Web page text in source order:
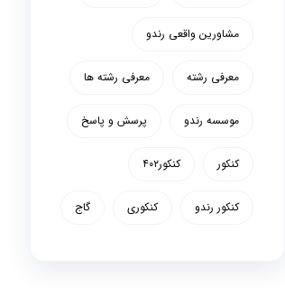
مشاورین واقعی رندو
معرفی رشته معرفی رشته ها
موسسه رندو پرسش و پاسخ
کنکور کنکور۴۰۲
کنکور رندو کنکوری گاج